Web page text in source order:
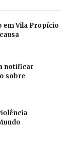
em Vila Propício
notificar
sobre